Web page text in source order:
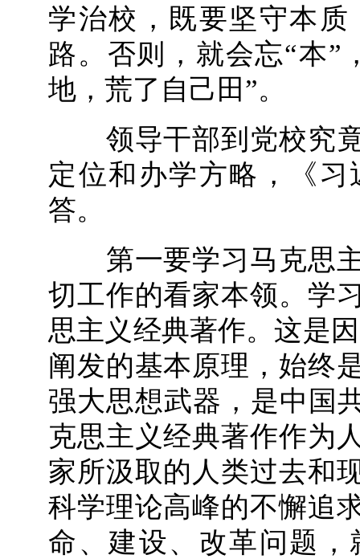
学治校，既要坚守本
路。否则，就会忘“本”
地，荒了自己田”。
领导干部到党校究竟
定位和办学方略，《
答。
第一要学习马克思主
切工作的看家本领。学
思主义经典著作。这是
阐发的基本原理，始终
强大思想武器，是中国
克思主义经典著作作为
家所汲取的人类过去和
科学理论高峰的不懈追
命、建设、改革问题